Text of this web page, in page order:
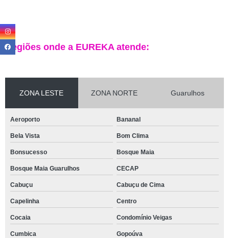
Regiões onde a EUREKA atende:
ZONA LESTE ZONA NORTE Guarulhos
Aeroporto Bananal
Bela Vista Bom Clima
Bonsucesso Bosque Maia
Bosque Maia Guarulhos CECAP
Cabuçu Cabuçu de Cima
Capelinha Centro
Cocaia Condomínio Veigas
Cumbica Gopoúva